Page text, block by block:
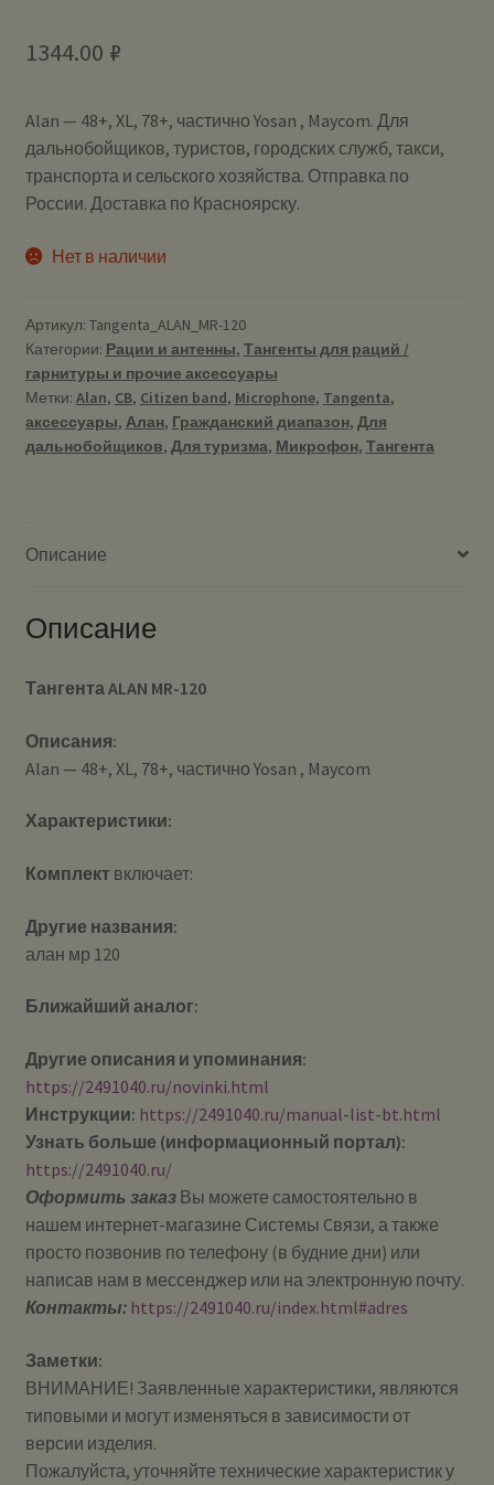
1344.00 ₽
Alan — 48+, XL, 78+, частично Yosan , Maycom. Для
дальнобойщиков, туристов, городских служб, такси,
транспорта и сельского хозяйства. Отправка по
России. Доставка по Красноярску.
Нет в наличии
Артикул: Tangenta_ALAN_MR-120
Категории: Рации и антенны, Тангенты для раций /
гарнитуры и прочие аксессуары
Метки: Alan, CB, Citizen band, Microphone, Tangenta,
аксессуары, Алан, Гражданский диапазон, Для
дальнобойщиков, Для туризма, Микрофон, Тангента
Описание
Описание
Тангента ALAN MR-120
Описания:
Alan — 48+, XL, 78+, частично Yosan , Maycom
Характеристики:
Комплектвключает:
Другие названия:
алан мр 120
Ближайший аналог:
Другие описания и упоминания:
https://2491040.ru/novinki.html
Инструкции: https://2491040.ru/manual-list-bt.html
Узнать больше (информационный портал):
https://2491040.ru/
Оформить заказВы можете самостоятельно в
нашем интернет-магазине Системы Cвязи, а также
просто позвонив по телефону (в будние дни) или
написав нам в мессенджер или на электронную почту.
Контакты: https://2491040.ru/index.html#adres
Заметки:
ВНИМАНИЕ! Заявленные характеристики, являются
типовыми и могут изменяться в зависимости от
версии изделия.
Пожалуйста, уточняйте технические характеристик у